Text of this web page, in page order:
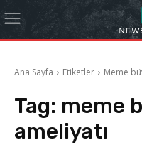
Ana Sayfa Etiketler Meme
Tag: meme
ameliyatı